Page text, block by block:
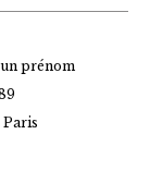
prénom
Paris